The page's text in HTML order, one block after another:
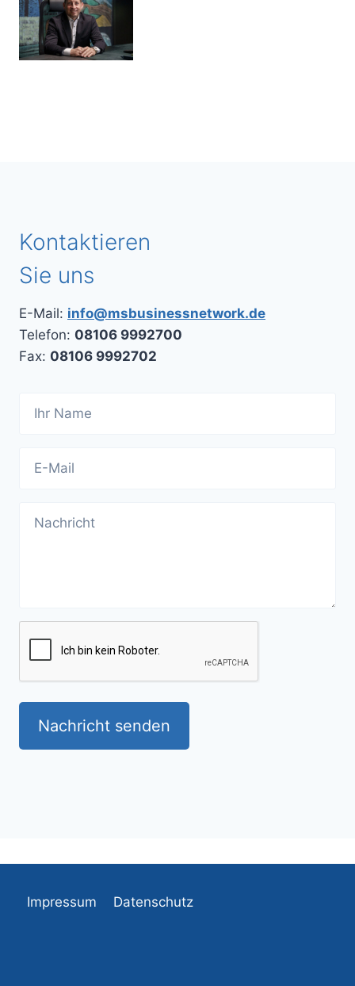
Kontaktieren
Sie uns
E-Mail: info@msbusinessnetwork.de
Telefon: 08106 9992700
Fax: 08106 9992702
Nachricht senden
Impressum Datenschutz